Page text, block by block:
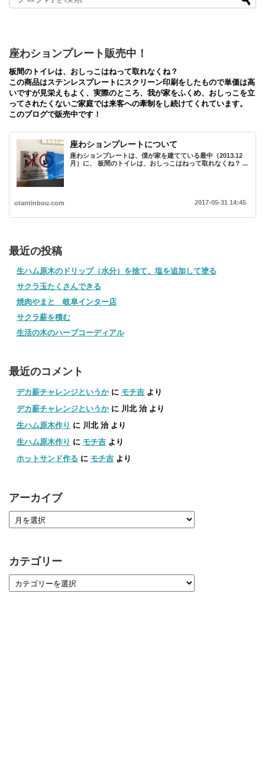
座わションプレート販売中！
板間のトイレは、おしっこはねって取れなくね？
この商品はステンレスプレートにスクリーン印刷をしたもので単価は高
いですが見栄えもよく、実際のところ、我が家をふくめ、おしっこを立
ってされたくないご家庭では来客への牽制をし続けてくれています。
このブログで販売中です！
座わションプレートについて
座わションプレートは、僕が家を建てている最中（2013.12
月）に、 板間のトイレは、おしっこはねって取れなくね？ ...
otantinbou.com 2017-05-31 14:45
最近の投稿
生ハム原木のドリップ（水分）を捨て、塩を追加して塗る
サクラ玉たくさんできる
焼肉やまと 岐阜インター店
サクラ薪を積む
生活の木のハーブコーディアル
最近のコメント
デカ薪チャレンジというかに モチ吉 より
デカ薪チャレンジというかに 川北 治より
生ハム原木作り に 川北 治より
生ハム原木作り に モチ吉 より
ホットサンド作る に モチ吉 より
アーカイブ
カテゴリー